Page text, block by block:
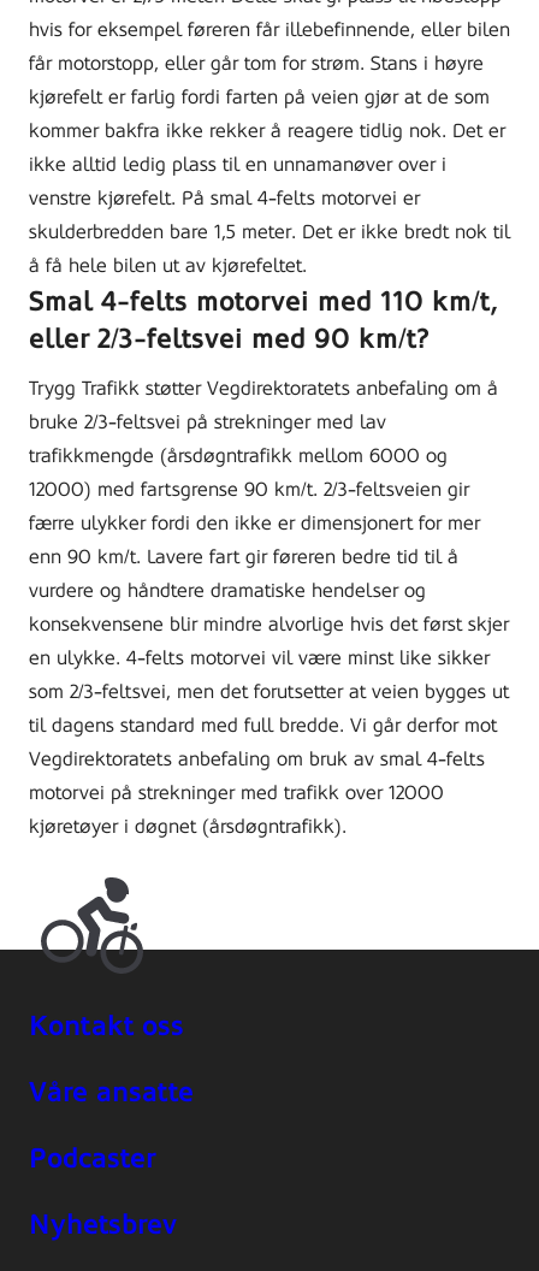
hvis for eksempel føreren får illebefinnende, eller bilen
får motorstopp, eller går tom for strøm. Stans i høyre
kjørefelt er farlig fordi farten på veien gjør at de som
kommer bakfra ikke rekker å reagere tidlig nok. Det er
ikke alltid ledig plass til en unnamanøver over i
venstre kjørefelt. På smal 4-felts motorvei er
skulderbredden bare 1,5 meter. Det er ikke bredt nok til
å få hele bilen ut av kjørefeltet.
Smal 4-felts motorvei med 110 km/t,
eller 2/3-feltsvei med 90 km/t?
Trygg Trafikk støtter Vegdirektoratets anbefaling om å
bruke 2/3-feltsvei på strekninger med lav
trafikkmengde (årsdøgntrafikk mellom 6000 og
12000) med fartsgrense 90 km/t. 2/3-feltsveien gir
færre ulykker fordi den ikke er dimensjonert for mer
enn 90 km/t. Lavere fart gir føreren bedre tid til å
vurdere og håndtere dramatiske hendelser og
konsekvensene blir mindre alvorlige hvis det først skjer
en ulykke. 4-felts motorvei vil være minst like sikker
som 2/3-feltsvei, men det forutsetter at veien bygges ut
til dagens standard med full bredde. Vi går derfor mot
Vegdirektoratets anbefaling om bruk av smal 4-felts
motorvei på strekninger med trafikk over 12000
kjøretøyer i døgnet (årsdøgntrafikk).
Kontakt oss
Våre ansatte
Podcaster
Nyhetsbrev